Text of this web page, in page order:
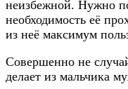
неизбежной. Нужно
необходимость её
из неё максимум
Совершенно не
делает из мальчика